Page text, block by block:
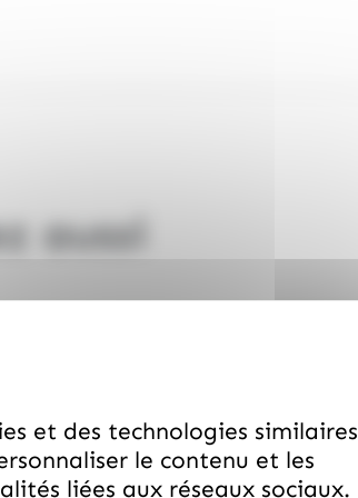
aussi
et des technologies similaires
le contenu et les
liées aux réseaux sociaux.